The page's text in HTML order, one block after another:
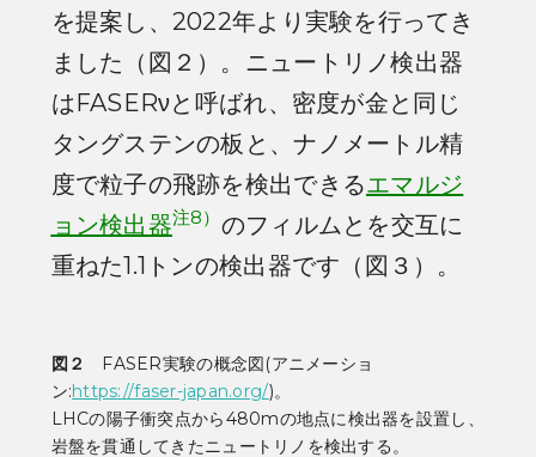
を提案し、2022年より実験を行ってき
ました（図２）。ニュートリノ検出器
はFASERνと呼ばれ、密度が金と同じ
タングステンの板と、ナノメートル精
度で粒子の飛跡を検出できるエマルジ
ョン検出器注8） のフィルムとを交互に
重ねた1.1トンの検出器です（図３）。
図２ FASER実験の概念図(アニメーショ
ン:https://faser-japan.org/)。
LHCの陽子衝突点から480mの地点に検出器を設置し、
岩盤を貫通してきたニュートリノを検出する。